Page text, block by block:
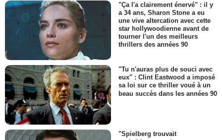
"Ça l'a clairement énervé" : il y
a 34 ans, Sharon Stone a eu
une vive altercation avec cette
star hollywoodienne avant de
tourner l'un des meilleurs
thrillers des années 90
"Tu n'auras plus de souci avec
eux" : Clint Eastwood a imposé
sa loi sur ce thriller voué à un
beau succès dans les années 90
"Spielberg trouvait